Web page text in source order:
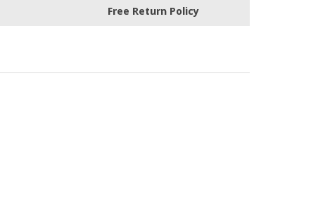
Free Return Policy